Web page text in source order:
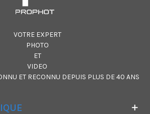
VOTRE EXPERT
PHOTO
ET
VIDEO
ET RECONNU DEPUIS PLUS DE 40 ANS